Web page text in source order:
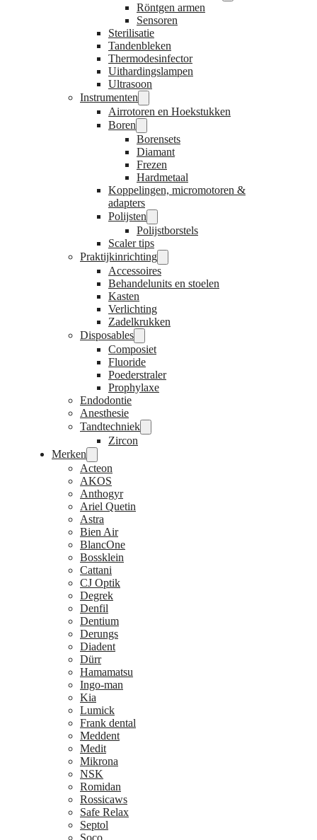
Röntgen armen
Sensoren
Sterilisatie
Tandenbleken
Thermodesinfector
Uithardingslampen
Ultrasoon
Instrumenten
Airrotoren en Hoekstukken
Boren
Borensets
Diamant
Frezen
Hardmetaal
Koppelingen, micromotoren &
adapters
Polijsten
Polijstborstels
Scaler tips
Praktijkinrichting
Accessoires
Behandelunits en stoelen
Kasten
Verlichting
Zadelkrukken
Disposables
Composiet
Fluoride
Poederstraler
Prophylaxe
Endodontie
Anesthesie
Tandtechniek
Zircon
Merken
Acteon
AKOS
Anthogyr
Ariel Quetin
Astra
Bien Air
BlancOne
Bossklein
Cattani
CJ Optik
Degrek
Denfil
Dentium
Derungs
Diadent
Dürr
Hamamatsu
Ingo-man
Kia
Lumick
Frank dental
Meddent
Medit
Mikrona
NSK
Romidan
Rossicaws
Safe Relax
Septol
Soco